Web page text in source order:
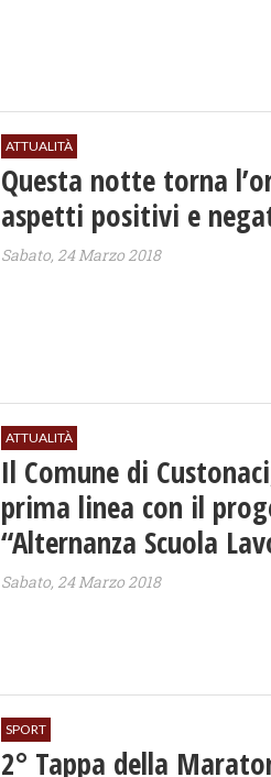
ATTUALITÀ
Questa notte torna
aspetti positivi e
Sabato, 24 Marzo 2018
ATTUALITÀ
Il Comune di
prima linea con il
“Alternanza Scuola
Sabato, 24 Marzo 2018
SPORT
2° Tappa della